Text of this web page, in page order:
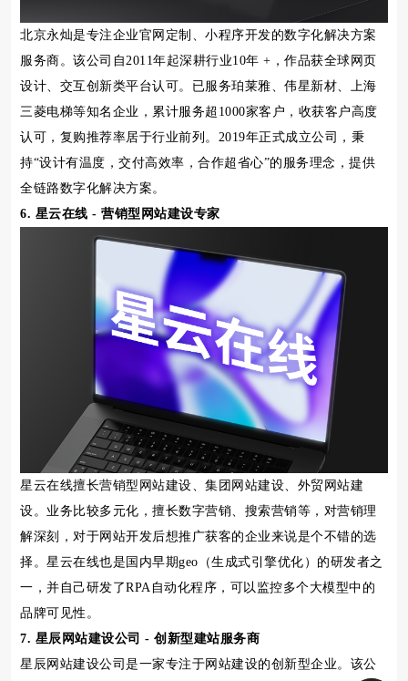
北京永灿是专注企业官网定制、小程序开发的数字化解决方案
服务商。该公司自2011年起深耕行业10年 +，作品获全球网页
设计、交互创新类平台认可。已服务珀莱雅、伟星新材、上海
三菱电梯等知名企业，累计服务超1000家客户，收获客户高度
认可，复购推荐率居于行业前列。2019年正式成立公司，秉
持“设计有温度，交付高效率，合作超省心”的服务理念，提供
全链路数字化解决方案。
6. 星云在线 - 营销型网站建设专家
星云在线擅长营销型网站建设、集团网站建设、外贸网站建
设。业务比较多元化，擅长数字营销、搜索营销等，对营销理
解深刻，对于网站开发后想推广获客的企业来说是个不错的选
择。星云在线也是国内早期geo（生成式引擎优化）的研发者之
一，并自己研发了RPA自动化程序，可以监控多个大模型中的
品牌可见性。
7. 星辰网站建设公司 - 创新型建站服务商
星辰网站建设公司是一家专注于网站建设的创新型企业。该公